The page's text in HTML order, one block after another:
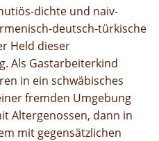
dichte und naiv-
deutsch-türkische
Held dieser
Als Gastarbeiterkind
in ein schwäbisches
fremden Umgebung
Altergenossen, dann in
mit gegensätzlichen